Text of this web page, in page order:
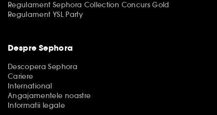
Regulament Sephora Collection Concurs Gold
Regulament YSL Party
Despre Sephora
Descopera Sephora
Cariere
International
Angajamentele noastre
Informatii legale